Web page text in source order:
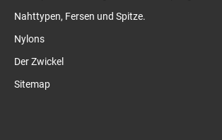
Nahttypen, Fersen und Spitze.
Nylons
Der Zwickel
Sitemap